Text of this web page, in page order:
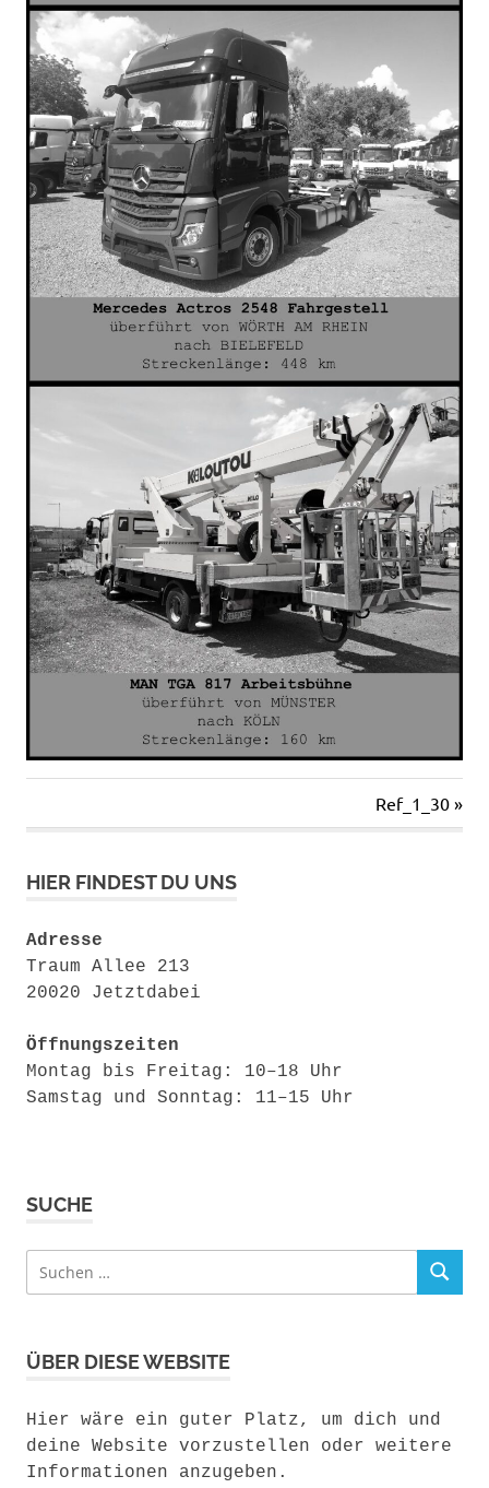
Nächster
Beitrag:
Ref_1_30
HIER FINDEST DU UNS
Adresse
Traum Allee 213
20020 Jetztdabei
Öffnungszeiten
Montag bis Freitag: 10–18 Uhr
Samstag und Sonntag: 11–15 Uhr
SUCHE
Suchen
nach:
SUCHEN
ÜBER DIESE WEBSITE
Hier wäre ein guter Platz, um dich und
deine Website vorzustellen oder weitere
Informationen anzugeben.